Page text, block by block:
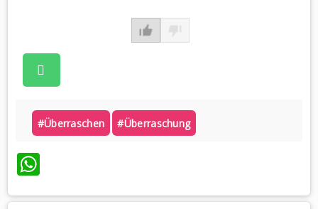
#überraschen #überraschung
WhatsApp